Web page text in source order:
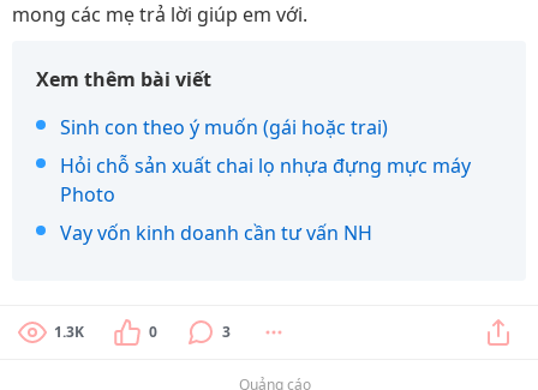
mong các mẹ trả lời giúp em với.
Xem thêm bài viết
Sinh con theo ý muốn (gái hoặc trai)
Hỏi chỗ sản xuất chai lọ nhựa đựng mực máy
Photo
Vay vốn kinh doanh cần tư vấn NH
1.3K 0 3
Quảng cáo